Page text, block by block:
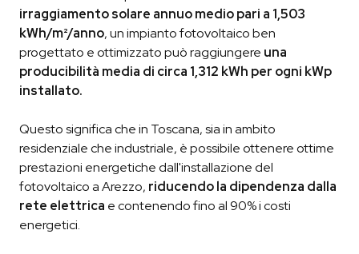
irraggiamento solare annuo medio pari a 1,503
kWh/m²/anno, un impianto fotovoltaico ben
progettato e ottimizzato può raggiungere una
producibilità media di circa 1,312 kWh per ogni kWp
installato.
Questo significa che in Toscana, sia in ambito
residenziale che industriale, è possibile ottenere ottime
prestazioni energetiche dall'installazione del
fotovoltaico a Arezzo, riducendo la dipendenza dalla
rete elettrica e contenendo fino al 90% i costi
energetici.